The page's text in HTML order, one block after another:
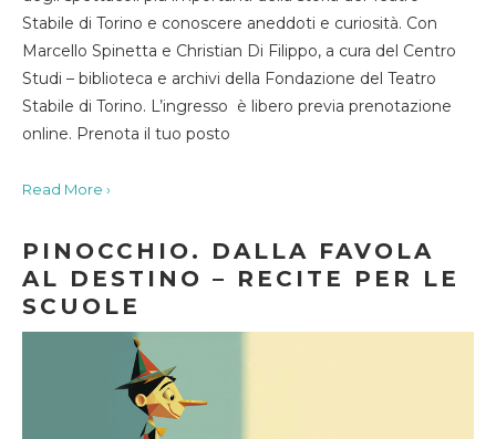
Stabile di Torino e conoscere aneddoti e curiosità. Con
Marcello Spinetta e Christian Di Filippo, a cura del Centro
Studi – biblioteca e archivi della Fondazione del Teatro
Stabile di Torino. L’ingresso è libero previa prenotazione
online. Prenota il tuo posto
Read More ›
PINOCCHIO. DALLA FAVOLA
AL DESTINO – RECITE PER LE
SCUOLE